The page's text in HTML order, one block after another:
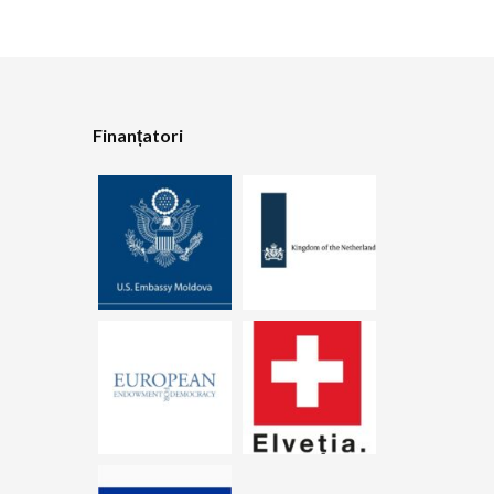
Finanțatori